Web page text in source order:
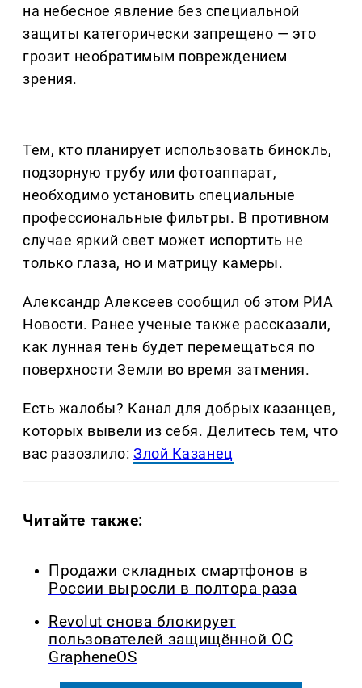
на небесное явление без специальной
защиты категорически запрещено — это
грозит необратимым повреждением
зрения.
Тем, кто планирует использовать бинокль,
подзорную трубу или фотоаппарат,
необходимо установить специальные
профессиональные фильтры. В противном
случае яркий свет может испортить не
только глаза, но и матрицу камеры.
Александр Алексеев сообщил об этом РИА
Новости. Ранее ученые также рассказали,
как лунная тень будет перемещаться по
поверхности Земли во время затмения.
Есть жалобы? Канал для добрых казанцев,
которых вывели из себя. Делитеcь тем, что
вас разозлило:Злой Казанец
Читайте также:
Продажи складных смартфонов в
России выросли в полтора раза
Revolut снова блокирует
пользователей защищённой ОС
GrapheneOS